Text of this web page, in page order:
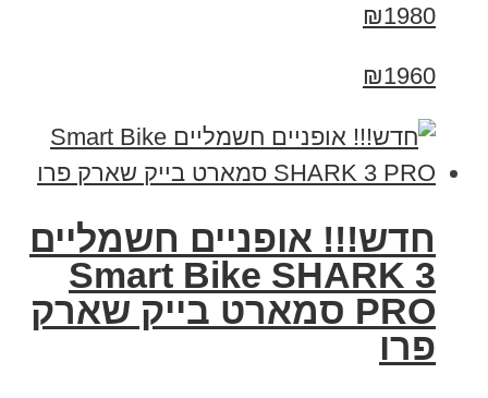
₪1980
₪1960
חדש!!! אופניים חשמליים
Smart Bike SHARK 3
PRO סמארט בייק שארק
פרו